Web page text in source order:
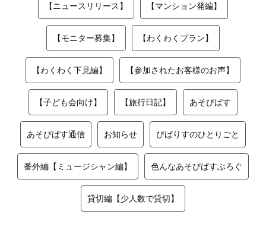
【ニュースリリース】 【マンション発編】
【モニター募集】 【わくわくプラン】
【わくわく下見編】 【参加されたお客様のお声】
【子ども会向け】 【旅行日記】 あそびばす
あそびばす通信 お知らせ びばりすのひとりごと
番外編【ミュージシャン編】 色んなあそびばすぶろぐ
貸切編【少人数で貸切】